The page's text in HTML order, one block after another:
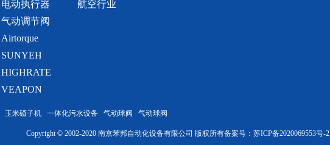
电动执行器
气动调节阀
Airtorque
SUNYEH
HIGHRATE
VEAPON
航空行业
玉米碴子机 一体化污水设备 气动球阀 气动球阀
Copyright © 2002-2020 南京苯邦自动化设备有限公司 版权所有备案号： 苏ICP备2020069553号-2